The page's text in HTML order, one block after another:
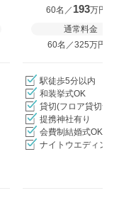
60名／ 193万円
通常料金
60名／325万円〜
駅徒歩5分以内
和装挙式OK
貸切(フロア貸切含
提携神社有り
会費制結婚式OK
ナイトウエディン